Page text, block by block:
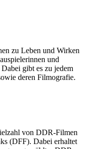
zu Leben und Wirken
und
gibt es zu jedem
deren Filmografie.
von DDR-Filmen
(DFF). Dabei erhaltet